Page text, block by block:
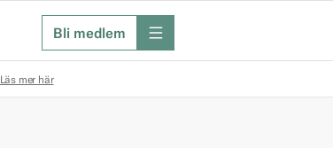
Bli medlem meny
Läs mer här